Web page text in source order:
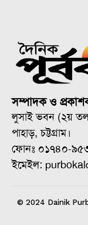
সম্পাদক ও
লুসাই ভবন (২য়
পাহাড়, চট্টগ্রাম।
ফোনঃ ০১৭৪০-
ইমেইল:
© 2024 Dainik